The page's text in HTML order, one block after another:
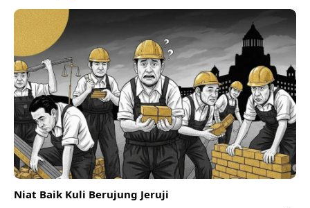
Niat Baik Kuli Berujung Jeruji